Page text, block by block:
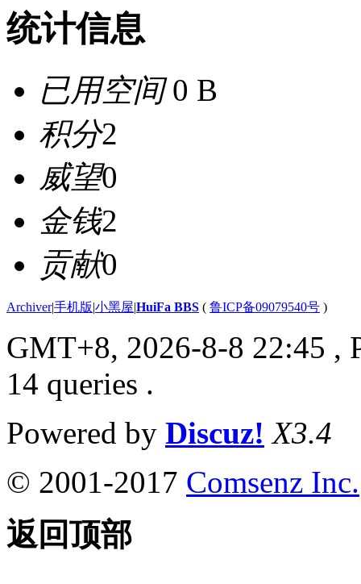
统计信息
已用空间0 B
积分2
威望0
金钱2
贡献0
Archiver|手机版|小黑屋|HuiFa BBS ( 鲁ICP备09079540号 )
GMT+8, 2026-8-8 22:45 ,
14 queries .
Powered by Discuz! X3.4
© 2001-2017 Comsenz Inc.
返回顶部